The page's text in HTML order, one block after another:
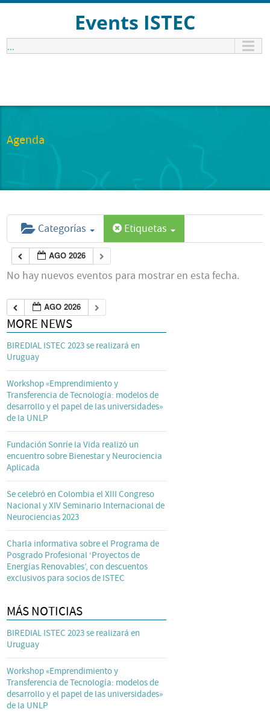
Events ISTEC
...
Agenda
Categorías Etiquetas
AGO 2026
No hay nuevos eventos para mostrar en esta fecha.
AGO 2026
MORE NEWS
BIREDIAL ISTEC 2023 se realizará en
Uruguay
Workshop «Emprendimiento y
Transferencia de Tecnología: modelos de
desarrollo y el papel de las universidades»
de la UNLP
Fundación Sonríe la Vida realizó un
encuentro sobre Bienestar y Neurociencia
Aplicada
Se celebró en Colombia el XIII Congreso
Nacional y XIV Seminario Internacional de
Neurociencias 2023
Charla informativa sobre el Programa de
Posgrado Profesional ‘Proyectos de
Energías Renovables’, con descuentos
exclusivos para socios de ISTEC
MÁS NOTICIAS
BIREDIAL ISTEC 2023 se realizará en
Uruguay
Workshop «Emprendimiento y
Transferencia de Tecnología: modelos de
desarrollo y el papel de las universidades»
de la UNLP